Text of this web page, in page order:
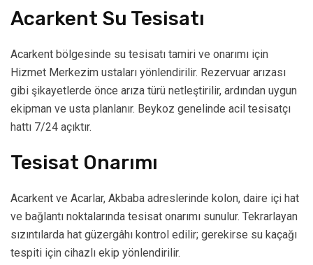
Acarkent Su Tesisatı
Acarkent bölgesinde su tesisatı tamiri ve onarımı için
Hizmet Merkezim ustaları yönlendirilir. Rezervuar arızası
gibi şikayetlerde önce arıza türü netleştirilir, ardından uygun
ekipman ve usta planlanır. Beykoz genelinde acil tesisatçı
hattı 7/24 açıktır.
Tesisat Onarımı
Acarkent ve Acarlar, Akbaba adreslerinde kolon, daire içi hat
ve bağlantı noktalarında tesisat onarımı sunulur. Tekrarlayan
sızıntılarda hat güzergâhı kontrol edilir; gerekirse su kaçağı
tespiti için cihazlı ekip yönlendirilir.